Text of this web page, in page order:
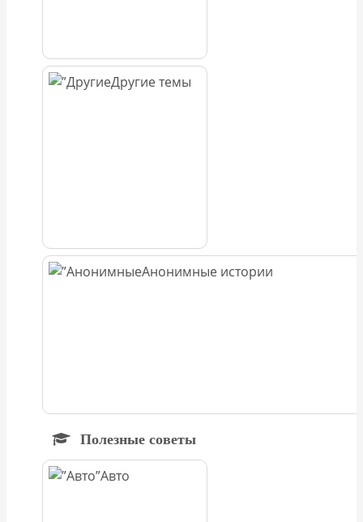
Другие темы
Анонимные истории
Полезные советы
Авто